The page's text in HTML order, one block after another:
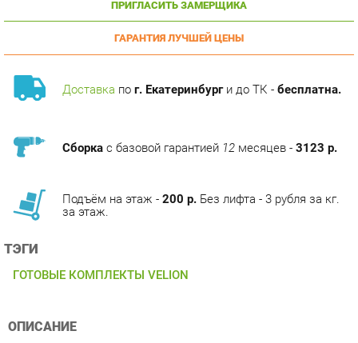
ГАРАНТИЯ ЛУЧШЕЙ ЦЕНЫ
Доставкапог. Екатеринбурги до ТК -бесплатна.
ТЭГИ
современного дизайна, премиального качества и